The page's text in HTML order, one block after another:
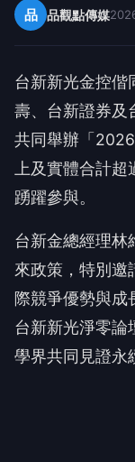
品 品觀點傳媒
台新新光金控偕
壽、台新證券及
共同舉辦「
上及實體合計
踴躍參與。
台新金總經理林
來政策，特別邀
際競爭優勢與成
台新新光淨零論
學界共同見證永